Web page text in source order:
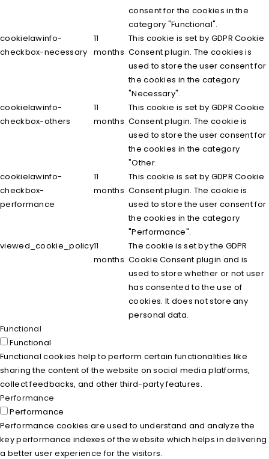
consent for the cookies in the
category "Functional".
cookielawinfo-
checkbox-necessary
11
months
This cookie is set by GDPR Cookie
Consent plugin. The cookies is
used to store the user consent for
the cookies in the category
"Necessary".
cookielawinfo-
checkbox-others
11
months
This cookie is set by GDPR Cookie
Consent plugin. The cookie is
used to store the user consent for
the cookies in the category
"Other.
cookielawinfo-
checkbox-
performance
11
months
This cookie is set by GDPR Cookie
Consent plugin. The cookie is
used to store the user consent for
the cookies in the category
"Performance".
viewed_cookie_policy11
months
The cookie is set by the GDPR
Cookie Consent plugin and is
used to store whether or not user
has consented to the use of
cookies. It does not store any
personal data.
Functional
Functional
Functional cookies help to perform certain functionalities like
sharing the content of the website on social media platforms,
collect feedbacks, and other third-party features.
Performance
Performance
Performance cookies are used to understand and analyze the
key performance indexes of the website which helps in delivering
a better user experience for the visitors.